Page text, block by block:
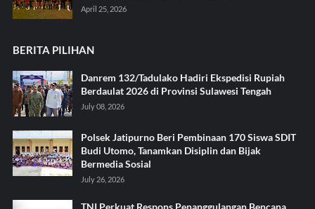
April 25, 2026
BERITA PILIHAN
Danrem 132/Tadulako Hadiri Ekspedisi Rupiah
Berdaulat 2026 di Provinsi Sulawesi Tengah
July 08, 2026
Polsek Jatipurno Beri Pembinaan 170 Siswa SDIT
Budi Utomo, Tanamkan Disiplin dan Bijak
Bermedia Sosial
July 26, 2026
TNI Perkuat Respons Penanggulangan Bencana,